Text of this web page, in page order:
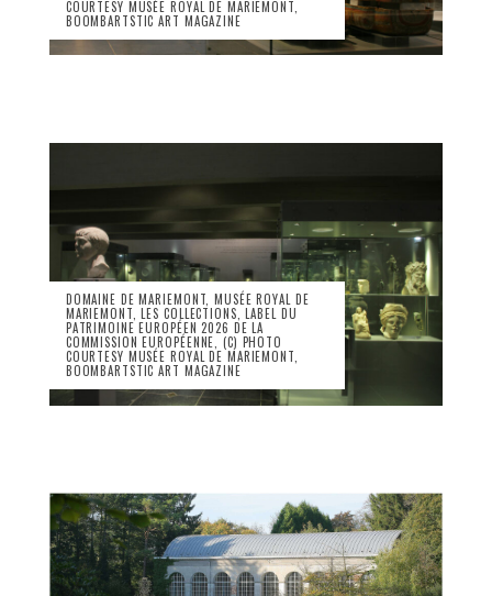
COURTESY MUSÉE ROYAL DE MARIEMONT,
BOOMBARTSTIC ART MAGAZINE
DOMAINE DE MARIEMONT, MUSÉE ROYAL DE
MARIEMONT, LES COLLECTIONS, LABEL DU
PATRIMOINE EUROPÉEN 2026 DE LA
COMMISSION EUROPÉENNE, (C) PHOTO
COURTESY MUSÉE ROYAL DE MARIEMONT,
BOOMBARTSTIC ART MAGAZINE